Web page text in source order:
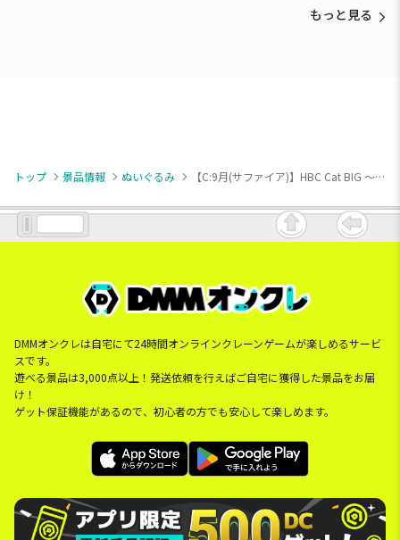
もっと見る
トップ 景品情報 ぬいぐるみ 【C:9月(サファイア)】HBC Cat BIG ～Double Ribbon～ vol.2
DMMオンクレは自宅にて24時間オンラインクレーンゲームが楽しめるサービ
スです。
遊べる景品は3,000点以上！発送依頼を行えばご自宅に獲得した景品をお届
け！
ゲット保証機能があるので、初心者の方でも安心して楽しめます。